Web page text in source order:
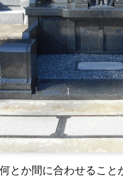
とか間に合わせること